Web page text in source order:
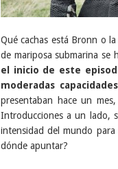
Qué cachas está Bronn o
de mariposa submarina se
el inicio de este
moderadas
presentaban hace un
Introducciones a un lado,
intensidad del mundo
dónde apuntar?